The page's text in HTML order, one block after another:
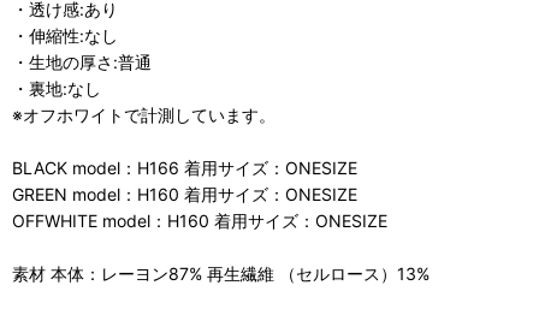
・透け感:あり
・伸縮性:なし
・生地の厚さ:普通
・裏地:なし
※オフホワイトで計測しています。
BLACK model：H166 着用サイズ：ONESIZE
GREEN model：H160 着用サイズ：ONESIZE
OFFWHITE model：H160 着用サイズ：ONESIZE
素材 本体：レーヨン87% 再生繊維 （セルロース）13%